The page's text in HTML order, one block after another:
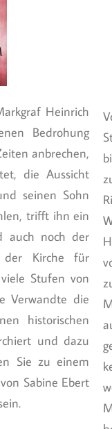
Heinrich
Bedrohung
anbrechen,
die Aussicht
seinen Sohn
trifft ihn ein
auch noch der
der Kirche für
Stufen von
Verwandte die
historischen
und dazu
Sie zu einem
Sabine Ebert